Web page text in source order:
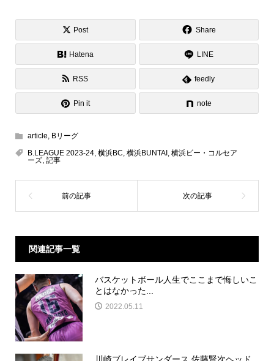
Post Share
Hatena LINE
RSS feedly
Pin it note
article, Bリーグ
B.LEAGUE 2023-24, 横浜BC, 横浜BUNTAI , 横浜ビー・コルセア
ーズ, 記事
関連記事一覧
バスケットボール人生でここまで悔しいこ
とはなかった...
2022.05.11